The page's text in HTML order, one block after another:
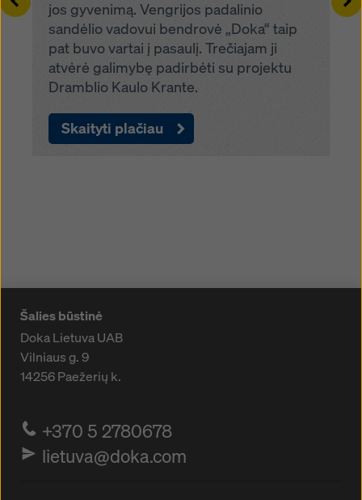
jos gyvenimą. Vengrijos padalinio
sandėlio vadovui bendrovė „Doka“ taip
pat buvo vartai į pasaulį. Trečiajam ji
atvėrė galimybę padirbėti su projektu
Dramblio Kaulo Krante.
Skaityti plačiau
Šalies būstinė
Doka Lietuva UAB
Vilniaus g. 9
14256Paežerių k.
+370 5 2780678
lietuva@doka.com